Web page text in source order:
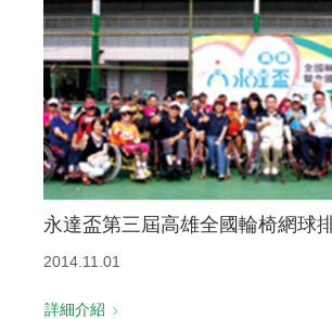
永達盃第三屆高雄全國輪椅網球
2014.11.01
詳細介紹